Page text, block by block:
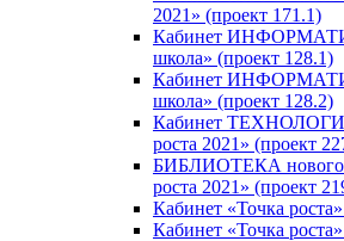
2021» (проект 171.1)
Кабинет
школа» (проект 128.1)
Кабинет
школа» (проект 128.2)
Кабинет
роста 2021» (проект
БИБЛИОТЕКА нового
роста 2021» (проект
Кабинет «Точка
Кабинет «Точка